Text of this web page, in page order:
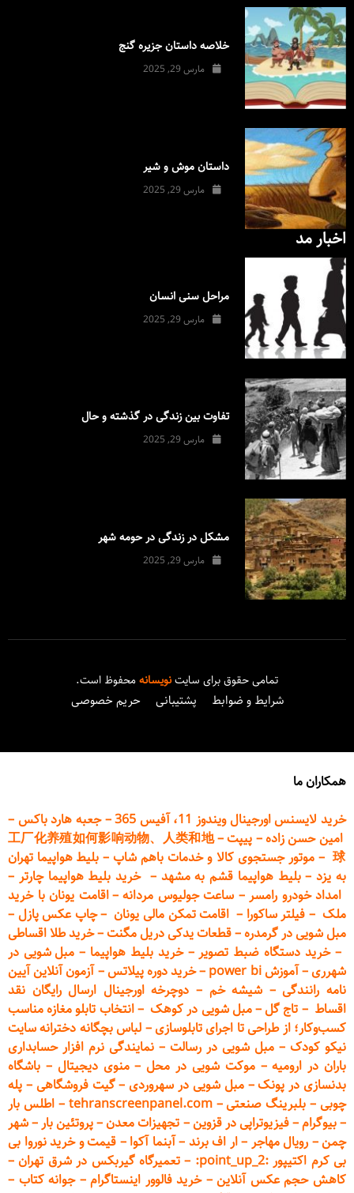
خلاصه داستان جزیره گنج
مارس 29, 2025
داستان موش و شیر
مارس 29, 2025
اخبار مد
مراحل سنی انسان
مارس 29, 2025
تفاوت بین زندگی در گذشته و حال
مارس 29, 2025
مشکل در زندگی در حومه شهر
مارس 29, 2025
تمامی حقوق برای سایتنویسانهمحفوظ است.
شرایط و ضوابط پشتیبانی حریم خصوصی
همکاران ما
خرید لایسنس اورجینال ویندوز 11، آفیس 365
–جعبه هارد باکس –
امین حسن زاده– پیپت–
工厂化养殖如何影响动物、人类和地
球
– موتور جستجوی کالا و خدمات باهم شاپ– بلیط هواپیما تهران
به یزد–بلیط هواپیما قشم به مشهد –خرید بلیط هواپیما چارتر –
امداد خودرو رامسر– ساعت جولیوس مردانه–اقامت یونان با خرید
ملک – فیلتر ساکورا – اقامت تمکن مالی یونان –چاپ عکس پازل –
مبل شویی در گرمدره–قطعاتیدکی دریل مگنت–خرید طلا اقساطی
–خرید دستگاه ضبط تصویر–خرید بلیط هواپیما –مبل شویی در
شهرری–آموزش power bi –خرید دورهپیلاتس–آزمون آنلاین آیین
نامه رانندگی– شیشه خم – دوچرخه اورجینال ارسال رایگان نقد
اقساط – تاج گل–مبل شویی در کوهک–انتخاب تابلو مغازه مناسب
کسب‌وکار؛ از طراحی تا اجرای تابلوسازی– لباس بچگانه دخترانه سایت
نیکو کودک – مبل شویی در رسالت – نمایندگی نرم افزار حسابداری
باران در ارومیه–موکت شویی در محل–منوی دیجیتال – باشگاه
بدنسازی در پونک–مبل شویی در سهروردی–گیت فروشگاهی – پله
چوبی – بلبرینگ صنعتی–
tehranscreenpanel.com
–اطلس بار
–بیوگرام–فیزیوتراپی در قزوین– تجهیزات معدن–پروتئین بار–شهر
چمن– رویال مهاجر –ار اف برند –آبنما آکوا – قیمت و خرید نوروا بی
بی کرم اکتیپور :point_up_2:
– تعمیرگاه گیربکس در شرق تهران–
کاهش حجم عکس آنلاین–خرید فالوور اینستاگرام–جوانه کتاب –